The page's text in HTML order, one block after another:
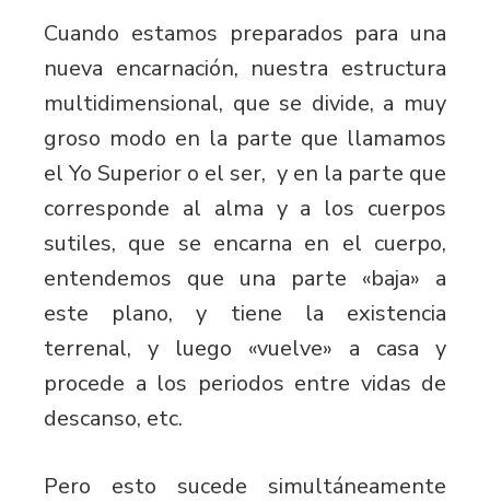
Cuando estamos preparados para una
nueva encarnación, nuestra estructura
multidimensional, que se divide, a muy
groso modo en la parte que llamamos
el Yo Superior o el ser, y en la parte que
corresponde al alma y a los cuerpos
sutiles, que se encarna en el cuerpo,
entendemos que una parte «baja» a
este plano, y tiene la existencia
terrenal, y luego «vuelve» a casa y
procede a los periodos entre vidas de
descanso, etc.
Pero esto sucede simultáneamente